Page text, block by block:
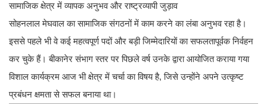
सामाजिक क्षेत्र में व्यापक अनुभव और राष्ट्रव्यापी जुड़ाव
सोहनलाल मेघवाल का सामाजिक संगठनों में काम करने का लंबा अनुभव रहा है।
इससे पहले भी वे कई महत्वपूर्ण पदों और बड़ी जिम्मेदारियों का सफलतापूर्वक निर्वहन
कर चुके हैं। बीकानेर संभाग स्तर पर पिछले वर्ष उनके द्वारा आयोजित कराया गया
विशाल कार्यक्रम आज भी क्षेत्र में चर्चा का विषय है, जिसे उन्होंने अपने उत्कृष्ट
प्रबंधन क्षमता से सफल बनाया था।